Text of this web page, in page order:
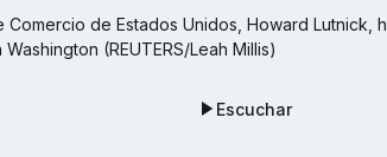
Comercio de Estados Unidos, Howard
(REUTERS/Leah Millis)
Escuchar